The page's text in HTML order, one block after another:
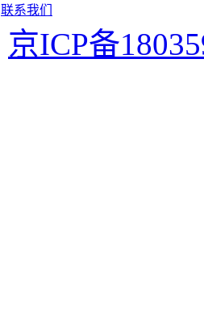
联系我们
京ICP备